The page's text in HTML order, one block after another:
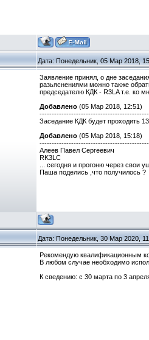
Дата: Понедельник, 05 Мар 2018,
Заявление принял, о дне
разьяснениями можно также
председателю КДК - R3LA т.е. ко
Добавлено (05 Мар 2018, 12:51)
---------------------------------------------
Заседание КДК будет проходить
Добавлено (05 Мар 2018, 15:18)
---------------------------------------------
Алеев Павел Сергеевич
RK3LC
... сегодня и прогоню через свои
Паша поделись ,что получилось ?
Дата: Понедельник, 30 Мар 2020,
Рекомендую квалификационным
В любом случае необходимо
К сведению: с 30 марта по 3